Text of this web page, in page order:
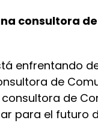
consultora
enfrentando
de
consultora de
para el futuro